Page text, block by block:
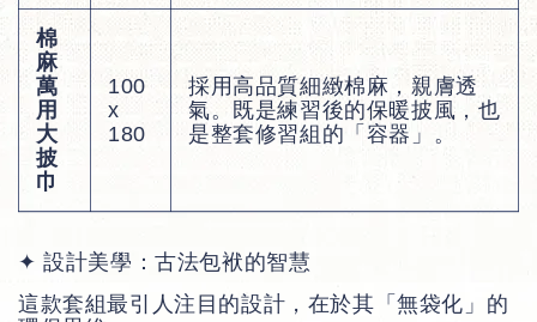
棉
麻
萬
用
大
披
巾
100
x
180
採用高品質細緻棉麻，親膚透
氣。既是練習後的保暖披風，也
是整套修習組的「容器」。
✦ 設計美學：古法包袱的智慧
這款套組最引人注目的設計，在於其「無袋化」的